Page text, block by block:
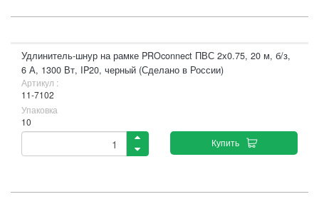
Удлинитель-шнур на рамке PROconnect ПВС 2х0.75, 20 м, б/з,
6 А, 1300 Вт, IP20, черный (Сделано в России)
Артикул :
11-7102
Упаковка
10
Купить